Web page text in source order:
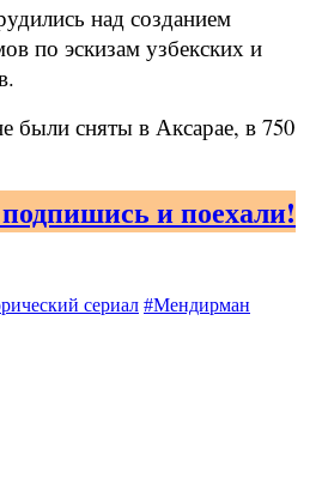
над созданием
по эскизам узбекских и
были сняты в Аксарае, в 750
и поехали!
сериал #Мендирман